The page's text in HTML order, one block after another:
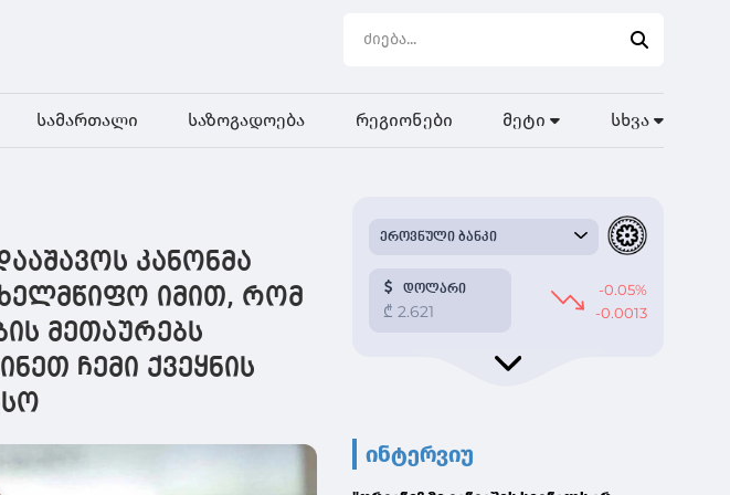
სამართალი საზოგადოება რეგიონები მეტი სხვა
კანონმა
იმით, რომ
მეთაურებს
ჩემი ქვეყნის
ინტერვიუ